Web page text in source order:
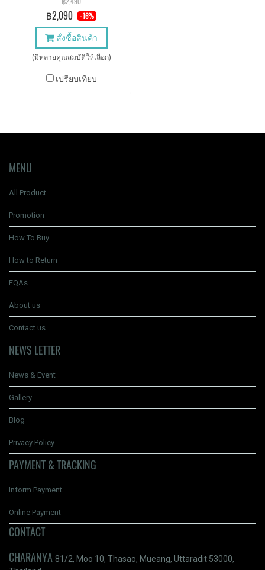
฿2,090 -16%
สั่งซื้อสินค้า
(มีหลายคุณสมบัติให้เลือก)
เปรียบเทียบ
MENU
All Product
Promotion
How To Buy
How to Return
FQAs
About us
Contact us
NEWS LETTER
News & Event
Gallery
Blog
Privacy Policy
PAYMENT & TRACKING
Inform Payment
Online Payment
CONTACT
CHARANYA 81/2, Moo 10, Thasao, Mueang, Uttaradit 53000,